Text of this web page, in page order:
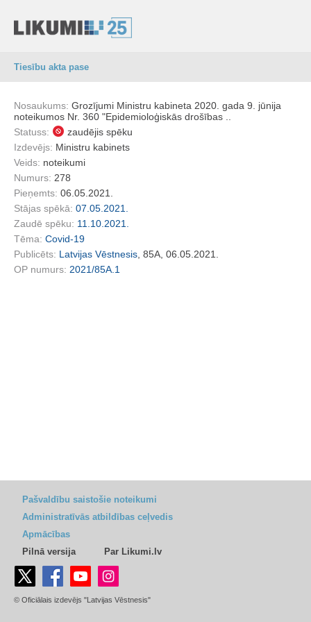
Tiesību akta pase
Nosaukums: Grozījumi Ministru kabineta 2020. gada 9. jūnija
noteikumos Nr. 360 "Epidemioloģiskās drošības ..
Statuss:
zaudējis spēku
Izdevējs: Ministru kabinets
Veids: noteikumi
Numurs: 278
Pieņemts: 06.05.2021.
Stājas spēkā: 07.05.2021.
Zaudē spēku: 11.10.2021.
Tēma: Covid-19
Publicēts: Latvijas Vēstnesis , 85A, 06.05.2021.
OP numurs: 2021/85A.1
Pašvaldību saistošie noteikumi
Administratīvās atbildības ceļvedis
Apmācības
Pilnā versija
Par Likumi.lv
© Oficiālais izdevējs "Latvijas Vēstnesis"